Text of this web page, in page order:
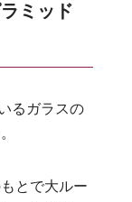
ミッド
るガラスの
とで大ルー